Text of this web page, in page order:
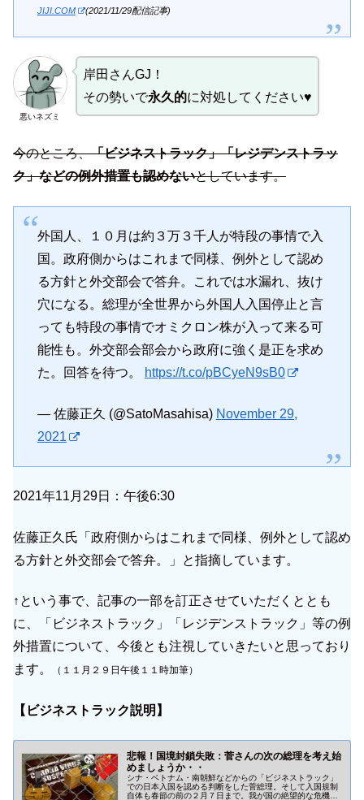
JIJI.COM (2021/11/29配信記事)
悪いネズミ
岸田さんGJ！
その勢いで永久的に対処してください♥
今のところ、「ビジネストラック」「レジデンストラッ
ク」などの例外措置も認めないとしています。
外国人、１０月は約３万３千人が特段の事情で入
国。政府側からはこれまで同様、例外として認め
る方針と外交部会で答弁。これでは水漏れ、抜け
穴になる。総理が全世界から外国人入国停止と言
っても特段の事情でオミクロン株が入って来る可
能性も。外交部会部会から政府に強く是正を求め
た。回答を待つ。
https://t.co/pBCyeN9sB0
— 佐藤正久 (@SatoMasahisa) November 29,
2021
2021年11月29日：午後6:30
佐藤正久氏「政府側からはこれまで同様、例外として認め
る方針と外交部会で答弁。」と指摘しています。
↑という事で、記事の一部を訂正させていただくととも
に、「ビジネストラック」「レジデンストラック」等の例
外措置について、今後とも注視していきたいと思っており
ます。
（１１月２９日午後１１時加筆）
【ビジネストラック説明】
悲報！国境封鎖失敗：菅さんの次の総理を考え始
めましょうか・・
シナ・ベトナム・南朝鮮などからの「ビジネストラック」
での日本入国を認める判断をした菅総理。そして入国規制
自体も春節の前の２月７日まで。我が国の絶望的な危機感